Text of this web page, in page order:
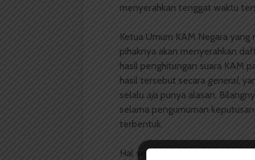
menyerahkan tenggat waktu
Ketua Umum KAM Negara
pihaknya akan menyerahkan
hasil penghitungan suara KAM
hasil tersebut secara general,
selalu aja punya alasan.
selama pengumuman
terbentuk.
Hal senada disampaikan oleh